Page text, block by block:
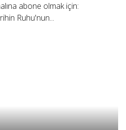
abone olmak için:
Ruhu'nun...